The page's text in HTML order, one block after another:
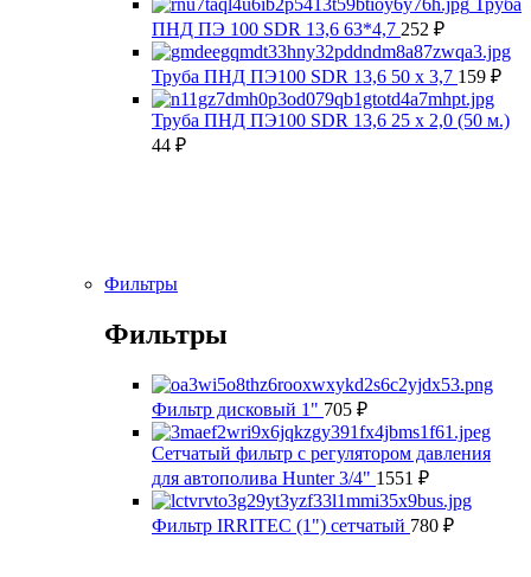
Труба
ПНД ПЭ 100 SDR 13,6 63*4,7 252 ₽
Труба ПНД ПЭ100 SDR 13,6 50 х 3,7 159 ₽
Труба ПНД ПЭ100 SDR 13,6 25 х 2,0 (50 м.)
44 ₽
Фильтры
Фильтры
Фильтр дисковый 1" 705 ₽
Сетчатый фильтр с регулятором давления
для автополива Hunter 3/4" 1551 ₽
Фильтр IRRITEC (1") сетчатый 780 ₽